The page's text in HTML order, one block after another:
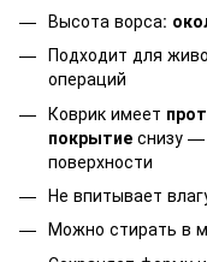
Высота ворса:
Подходит для
операций
Коврик имеет
покрытие снизу
поверхности
Не впитывает
Можно стирать в